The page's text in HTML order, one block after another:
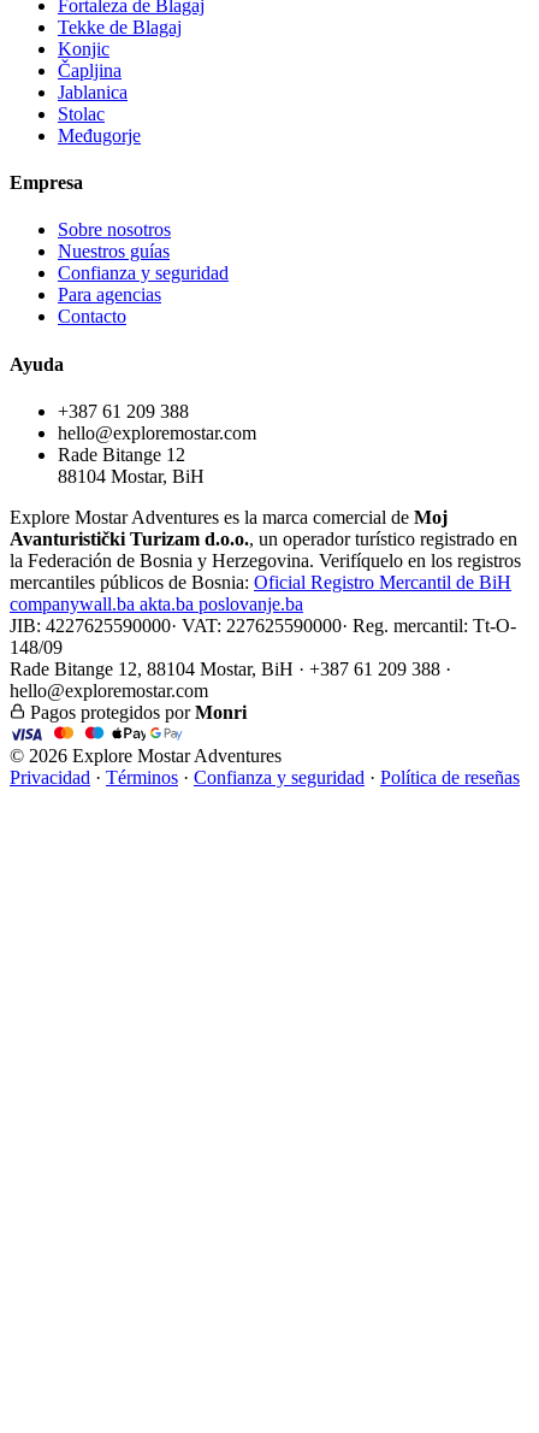
Fortaleza de Blagaj
Tekke de Blagaj
Konjic
Čapljina
Jablanica
Stolac
Međugorje
Empresa
Sobre nosotros
Nuestros guías
Confianza y seguridad
Para agencias
Contacto
Ayuda
+387 61 209 388
hello@exploremostar.com
Rade Bitange 12
88104 Mostar, BiH
Explore Mostar Adventures es la marca comercial de Moj
Avanturistički Turizam d.o.o., un operador turístico registrado en
la Federación de Bosnia y Herzegovina. Verifíquelo en los registros
mercantiles públicos de Bosnia: Oficial Registro Mercantil de BiH
companywall.ba akta.ba poslovanje.ba
JIB: 4227625590000· VAT: 227625590000· Reg. mercantil: Tt-O-
148/09
Rade Bitange 12, 88104 Mostar, BiH · +387 61 209 388 ·
hello@exploremostar.com
Pagos protegidos porMonri
© 2026 Explore Mostar Adventures
Privacidad · Términos · Confianza y seguridad · Política de reseñas